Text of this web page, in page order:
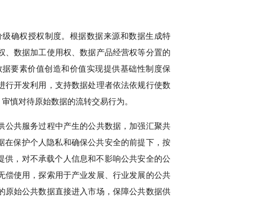
确权授权制度。根据数据来源和数据生成特
数据加工使用权、数据产品经营权等分置的
要素价值创造和价值实现提供基础性制度保
开发利用，支持数据处理者依法依规行使数
慎对待原始数据的流转交易行为。
公共服务过程中产生的公共数据，加强汇聚共
在保护个人隐私和确保公共安全的前提下，按
供，对不承载个人信息和不影响公共安全的公
偿使用，探索用于产业发展、行业发展的公共
原始公共数据直接进入市场，保障公共数据供